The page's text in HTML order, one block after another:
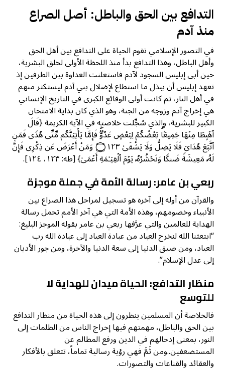
التدافع بين الحق والباطل: أصل الصراع
منذ آدم
في التصور الإسلامي تقوم الحياة على التدافع بين أهل الحق
وأهل الباطل، وهذا التدافع بدأ منذ اللحظة الأولى لخلق البشرية،
حين أبى إبليس السجود لآدم فاستعلنت العداوة بين الطرفين إذ
تعهد إبليس أن يبذل ما استطاع لإضلال بني آدم ليستكثر منهم
في أهل النار، ثم كانت أولى الوقائع الكبرى في التاريخ الإنساني
هي إخراج آدم وزوجه من الجنة، وهو الذي كان بداية الامتحان
الكبير للبشرية، والذي سُجِّلت خلاصته في الآية الكريمة {قَالَ
ٱهۡبِطَا مِنۡهَا جَمِیعَۢاۖ بَعۡضُكُمۡ لِبَعۡضٍ عَدُوࣱّۖ فَإِمَّا یَأۡتِیَنَّكُم مِّنِّی هُدࣰى فَمَنِ
ٱتَّبَعَ هُدَایَ فَلَا یَضِلُّ وَلَا یَشۡقَىٰ ۝١٢٣ وَمَنۡ أَعۡرَضَ عَن ذِكۡرِی فَإِنَّ
لَهُۥ مَعِیشَةࣰ ضَنكࣰا وَنَحۡشُرُهُۥ یَوۡمَ ٱلۡقِیَـٰمَةِ أَعۡمَىٰ} [طه: ١٢٣، ١٢٤].
ربعي بن عامر: رسالة الأمة في جملة موجزة
والقرآن من أوله إلى آخره هو تسجيل لمراحل هذا الصراع بين
الأنبياء وخصومهم، وهذه الأمة التي هي آخر الأمم تحمل رسالة
الهداية للعالمين والتي عرَّفها ربعي بن عامر بقوله الموجز البليغ:
“ابتعثنا الله لنخرج العباد من عبادة العباد إلى عبادة الله رب
العباد، ومن ضيق الدنيا إلى سعة الدنيا والآخرة، ومن جور الأديان
إلى عدل الإسلام”.
منظار التدافع: الحياة ميدان للهداية لا
للتوسع
فالخلاصة أن المسلمين ينظرون إلى هذه الحياة من منظار التدافع
بين الحق والباطل، مهمتهم فيها إخراج الناس من الظلمات إلى
النور، بمعنى إدخالهم في الدين ورفع المظالم عن
المستضعفين..ومن ثَمَّ فهي رؤية رسالية تماماً، تتعلق بالأفكار
والعقائد والقناعات والتصورات.